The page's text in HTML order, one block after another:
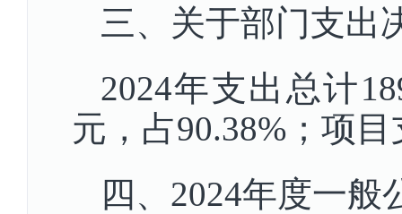
三、关于部门支出
2024年支出总计
元，占90.38%；项
四、2024年度一